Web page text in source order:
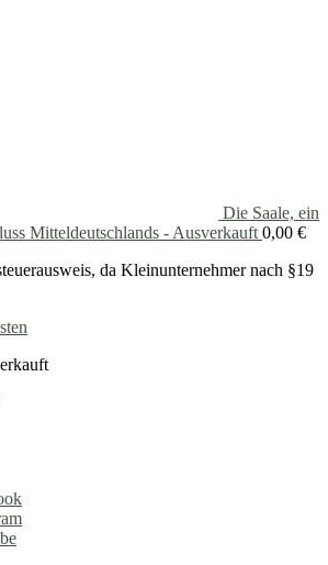
Die Saale, ein
Mitteldeutschlands - Ausverkauft 0,00 €
da Kleinunternehmer nach §19